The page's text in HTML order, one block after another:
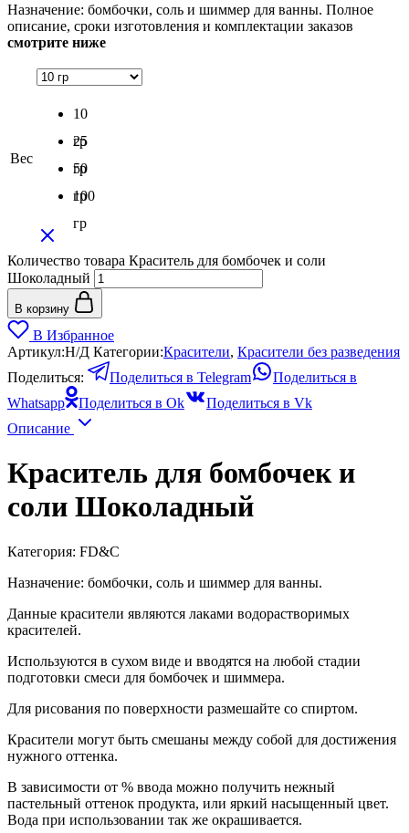
Назначение: бомбочки, соль и шиммер для ванны. Полное
описание, сроки изготовления и комплектации заказов
смотрите ниже
Вес
10
гр
25
гр
50
гр
100
гр
Количество товара Краситель для бомбочек и соли
Шоколадный
В корзину
В Избранное
Артикул:Н/Д Категории:Красители, Красители без разведения
Поделиться:
Поделиться в Telegram
Поделиться в
Whatsapp
Поделиться в Ok
Поделиться в Vk
Описание
Краситель для бомбочек и
соли Шоколадный
Категория: FD&С
Назначение: бомбочки, соль и шиммер для ванны.
Данные красители являются лаками водорастворимых
красителей.
Используются в сухом виде и вводятся на любой стадии
подготовки смеси для бомбочек и шиммера.
Для рисования по поверхности размешайте со спиртом.
Красители могут быть смешаны между собой для достижения
нужного оттенка.
В зависимости от % ввода можно получить нежный
пастельный оттенок продукта, или яркий насыщенный цвет.
Вода при использовании так же окрашивается.